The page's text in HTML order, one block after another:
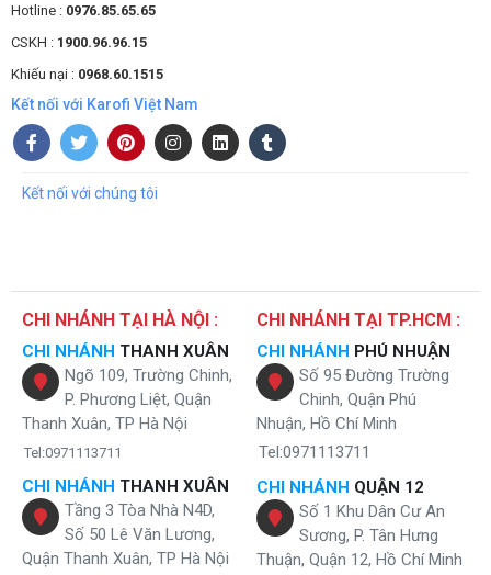
Hotline : 0976.85.65.65
CSKH : 1900.96.96.15
Khiếu nại : 0968.60.1515
Kết nối với Karofi Việt Nam
Kết nối với chúng tôi
CHI NHÁNH TẠI HÀ NỘI :
CHI NHÁNH THANH XUÂN
Ngõ 109, Trường Chinh,
P. Phương Liệt, Quận
Thanh Xuân, TP Hà Nội
Tel:0971113711
CHI NHÁNH THANH XUÂN
Tầng 3 Tòa Nhà N4D,
Số 50 Lê Văn Lương,
Quận Thanh Xuân, TP Hà Nội
CHI NHÁNH TẠI TP.HCM :
CHI NHÁNH PHÚ NHUẬN
Số 95 Đường Trường
Chinh, Quận Phú
Nhuận, Hồ Chí Minh
Tel:0971113711
CHI NHÁNH QUẬN 12
Số 1 Khu Dân Cư An
Sương, P. Tân Hưng
Thuận, Quận 12, Hồ Chí Minh